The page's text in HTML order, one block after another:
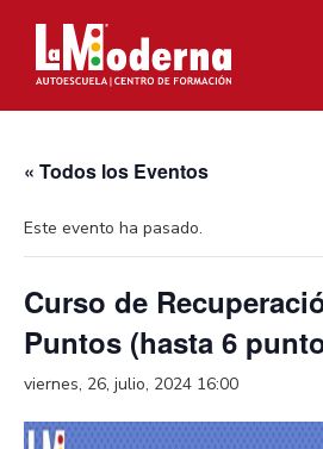
« Todos los Eventos
Este evento ha pasado.
Curso de
Puntos (hasta 6
viernes, 26, julio, 2024 16:00